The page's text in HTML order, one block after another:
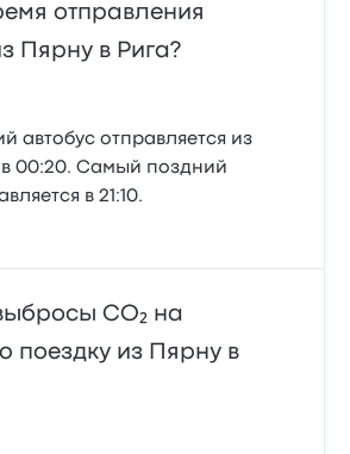
отправления
Пярну в Рига?
автобус отправляется из
в 00:20. Самый поздний
в 21:10.
CO₂ на
поездку из Пярну в